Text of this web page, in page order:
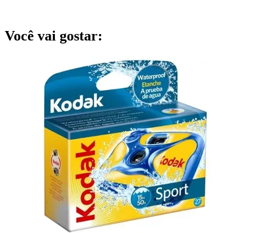
Você vai gostar: